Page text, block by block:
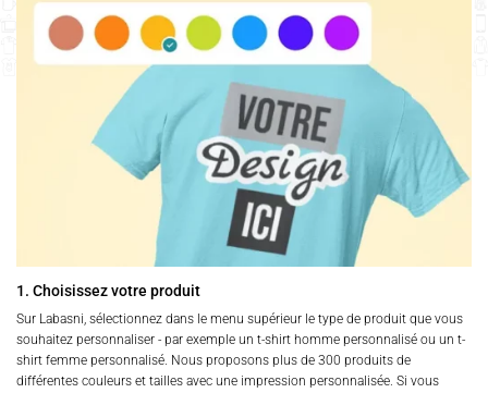
1. Choisissez votre produit
Sur Labasni, sélectionnez dans le menu supérieur le type de produit que vous
souhaitez personnaliser - par exemple un t-shirt homme personnalisé ou un t-
shirt femme personnalisé. Nous proposons plus de 300 produits de
différentes couleurs et tailles avec une impression personnalisée. Si vous